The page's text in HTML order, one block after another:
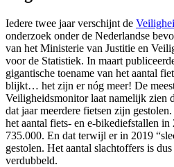
Iedere twee jaar verschijnt de
onderzoek onder de Nederlandse
van het Ministerie van Justitie en
voor de Statistiek. In maart
gigantische toename van het aantal
blijkt… het zijn er nóg meer! De
Veiligheidsmonitor laat namelijk zien
dat jaar meerdere fietsen zijn
het aantal fiets- en e-bikediefstallen in
735.000. En dat terwijl er in 2019
gestolen. Het aantal slachtoffers is
verdubbeld.